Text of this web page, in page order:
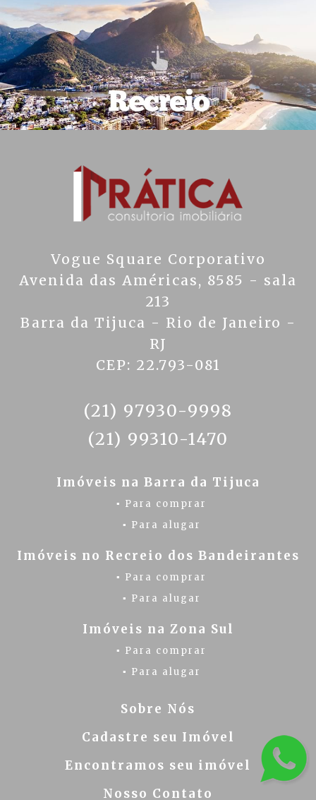
Vogue Square Corporativo
Avenida das Américas, 8585 - sala
213
Barra da Tijuca - Rio de Janeiro -
RJ
CEP: 22.793-081
(21) 97930-9998
(21) 99310-1470
Imóveis na Barra da Tijuca
▪ Para comprar
▪ Para alugar
Imóveis no Recreio dos Bandeirantes
▪ Para comprar
▪ Para alugar
Imóveis na Zona Sul
▪ Para comprar
▪ Para alugar
Sobre Nós
Cadastre seu Imóvel
Encontramos seu imóvel
Nosso Contato